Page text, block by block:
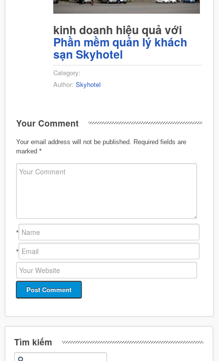
kinh doanh hiệu quả với
Phần mềm quản lý khách
sạn Skyhotel
Category:
Author: Skyhotel
Your Comment
Your email address will not be published.
Required fields are
marked *
*
*
Tìm kiếm